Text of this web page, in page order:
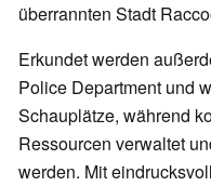
überrannten Stadt
Erkundet werden
Police Department und
Schauplätze, während
Ressourcen verwaltet
werden. Mit